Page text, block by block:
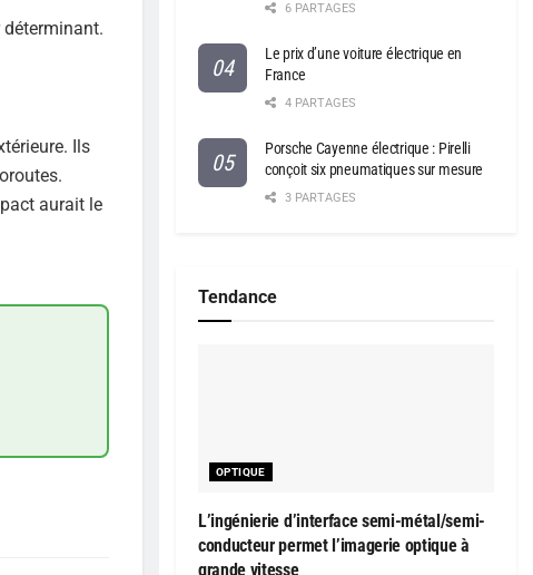
déterminant.
Ils
aurait le
6 PARTAGES
Le prix d’une voiture électrique en
France
4 PARTAGES
Porsche Cayenne électrique : Pirelli
conçoit six pneumatiques sur mesure
3 PARTAGES
Tendance
OPTIQUE
L’ingénierie d’interface semi-métal/semi-
conducteur permet l’imagerie optique à
grande vitesse